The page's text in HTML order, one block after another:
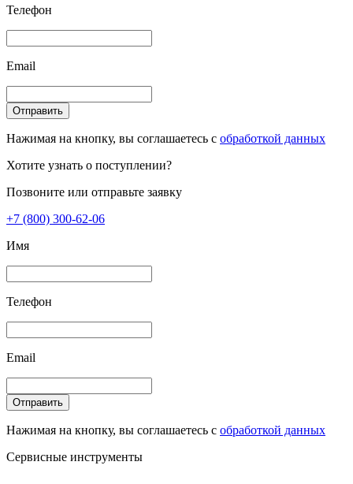
Телефон
Email
Отправить
Нажимая на кнопку, вы соглашаетесь с обработкой данных
Хотите узнать о поступлении?
Позвоните или отправьте заявку
+7 (800) 300-62-06
Имя
Телефон
Email
Отправить
Нажимая на кнопку, вы соглашаетесь с обработкой данных
Сервисные инструменты